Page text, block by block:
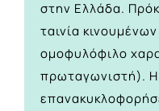
στην Ελλάδα.
ταινία
ομοφυλόφιλο
πρωταγωνιστή). Η